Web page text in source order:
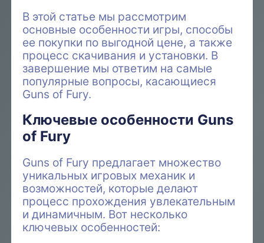
В этой статье мы рассмотрим
основные особенности игры, способы
ее покупки по выгодной цене, а также
процесс скачивания и установки. В
завершение мы ответим на самые
популярные вопросы, касающиеся
Guns of Fury.
Ключевые особенности Guns
of Fury
Guns of Fury предлагает множество
уникальных игровых механик и
возможностей, которые делают
процесс прохождения увлекательным
и динамичным. Вот несколько
ключевых особенностей: